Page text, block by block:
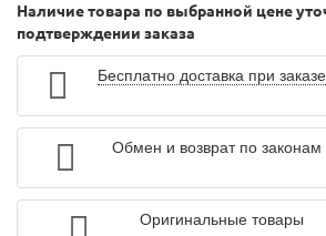
Наличие товара по выбранной цене
подтверждении заказа
Бесплатно доставка при
Обмен и возврат по
Оригинальные товары